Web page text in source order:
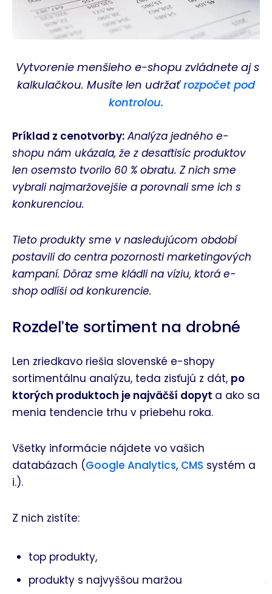
Vytvorenie menšieho e-shopu zvládnete aj s
kalkulačkou. Musíte len udržaťrozpočet pod
kontrolou.
Príklad z cenotvorby: Analýza jedného e-
shopu nám ukázala, že z desaťtisíc produktov
len osemsto tvorilo 60 % obratu. Z nich sme
vybrali najmaržovejšie a porovnali sme ich s
konkurenciou.
Tieto produkty sme v nasledujúcom období
postavili do centra pozornosti marketingových
kampaní. Dôraz sme kládli na víziu, ktorá e-
shop odlíši od konkurencie.
Rozdeľte sortiment na drobné
Len zriedkavo riešia slovenské e-shopy
sortimentálnu analýzu, teda zisťujú z dát, po
ktorých produktoch je najväčší dopyt a ako sa
menia tendencie trhu v priebehu roka.
Všetky informácie nájdete vo vašich
databázach (Google Analytics, CMS systém a
i.).
Z nich zistíte:
top produkty,
produkty s najvyššou maržou